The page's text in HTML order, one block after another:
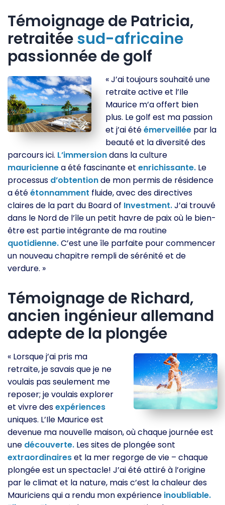
Témoignage de Patricia,
retraitéesud-africaine
passionnée de golf
« J’ai toujours souhaité une
retraite active et l’Ile
Maurice m’a offert bien
plus. Le golf est ma passion
et j’ai étéémerveillée par la
beauté et la diversité des
parcours ici. L’immersiondans la culture
mauriciennea été fascinante et enrichissante. Le
processus d’obtentionde mon permis de résidence
a étéétonnamment fluide, avec des directives
claires de la part du Board of Investment.J’ai trouvé
dans le Nord de l’île un petit havre de paix où le bien-
être est partie intégrante de ma routine
quotidienne.C’est une île parfaite pour commencer
un nouveau chapitre rempli de sérénité et de
verdure. »
Témoignage de Richard,
ancien ingénieur allemand
adepte de la plongée
« Lorsque j’ai pris ma
retraite, je savais que je ne
voulais pas seulement me
reposer; je voulais explorer
et vivre desexpériences
uniques. L’Ile Maurice est
devenue ma nouvelle maison, où chaque journée est
une découverte. Les sites de plongée sont
extraordinaireset la mer regorge de vie – chaque
plongée est un spectacle! J’ai été attiré à l’origine
par le climat et la nature, mais c’est la chaleur des
Mauriciens qui a rendu mon expérience inoubliable.